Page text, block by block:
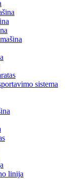
sistema
linija